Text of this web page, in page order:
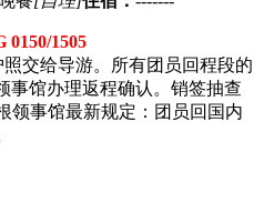
0150/1505
交给导游。所有团员回程段的
事馆办理返程确认。销签抽查
领事馆最新规定：团员回国内